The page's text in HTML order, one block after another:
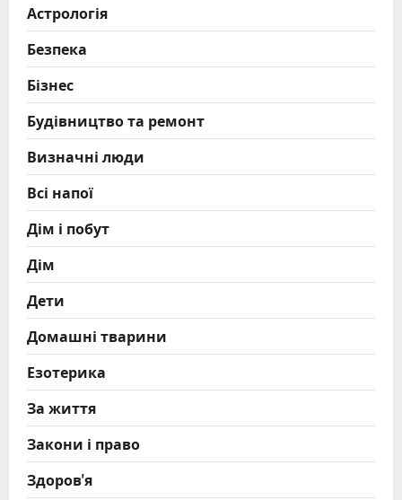
Астрологія
Безпека
Бізнес
Будівництво та ремонт
Визначні люди
Всі напої
Дім і побут
Дім
Дети
Домашні тварини
Езотерика
За життя
Закони і право
Здоров'я